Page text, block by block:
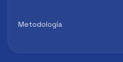
Metodología